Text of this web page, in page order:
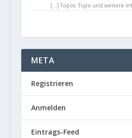
[…] Topos: Topo und weitere
META
Registrieren
Anmelden
Eintrags-Feed